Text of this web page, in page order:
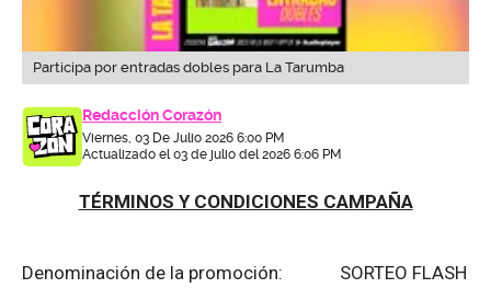
Participa por entradas dobles para La Tarumba
Redacción Corazón
Viernes, 03 De Julio 2026 6:00 PM
Actualizado el 03 de julio del 2026 6:06 PM
TÉRMINOS Y CONDICIONES CAMPAÑA
Denominación de la promoción: SORTEO FLASH